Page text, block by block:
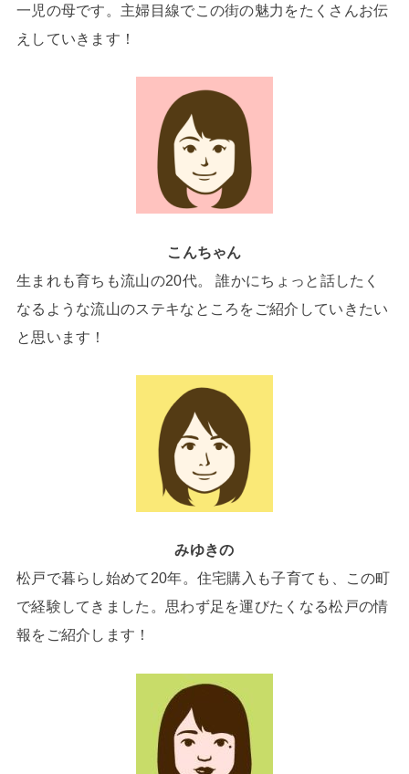
一児の母です。主婦目線でこの街の魅力をたくさんお伝
えしていきます！
こんちゃん
生まれも育ちも流山の20代。 誰かにちょっと話したく
なるような流山のステキなところをご紹介していきたい
と思います！
みゆきの
松戸で暮らし始めて20年。住宅購入も子育ても、この町
で経験してきました。思わず足を運びたくなる松戸の情
報をご紹介します！